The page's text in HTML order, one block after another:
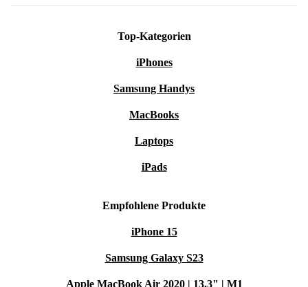
Top-Kategorien
iPhones
Samsung Handys
MacBooks
Laptops
iPads
Empfohlene Produkte
iPhone 15
Samsung Galaxy S23
Apple MacBook Air 2020 | 13.3" | M1